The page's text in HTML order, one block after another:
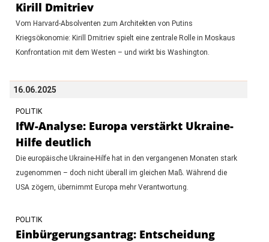
Kirill Dmitriev
Vom Harvard-Absolventen zum Architekten von Putins
Kriegsökonomie: Kirill Dmitriev spielt eine zentrale Rolle in Moskaus
Konfrontation mit dem Westen – und wirkt bis Washington.
16.06.2025
POLITIK
IfW-Analyse: Europa verstärkt Ukraine-
Hilfe deutlich
Die europäische Ukraine-Hilfe hat in den vergangenen Monaten stark
zugenommen – doch nicht überall im gleichen Maß. Während die
USA zögern, übernimmt Europa mehr Verantwortung.
POLITIK
Einbürgerungsantrag: Entscheidung